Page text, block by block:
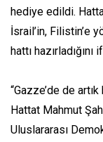
hediye edildi.
İsrail’in, Filistin’e
hattı hazırladığını
“Gazze’de de
Hattat Mahmut
Uluslararası